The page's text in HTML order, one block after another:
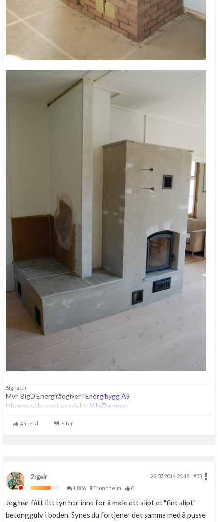
Signatur
Mvh BigD Energirådgiver iEnergibygg AS
Hjemmeside eget prosjekt: VillaDammen
Anbefal Siter
2rgeir 26.07.2014 22.48
#38
1,806
Trondheim 0
Jeg har fått litt tyn her inne for å male ett slipt et "fint slipt"
betonggulv i boden. Synes du fortjener det samme med å pusse